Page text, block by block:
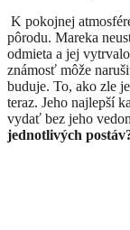
​K pokojnej
pôrodu. Mareka
odmieta a jej
známosť môže
buduje. To, ako zle
teraz. Jeho najlepší
vydať bez jeho
jednotlivých